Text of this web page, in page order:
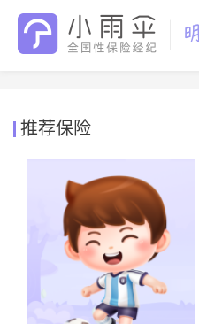
推荐保险